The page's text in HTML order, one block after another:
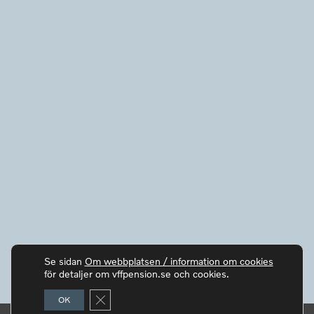
© Copyright VFF Pension 2017 - 2026
Se sidan Om webbplatsen / information om cookies
för detaljer om vffpension.se och cookies.
OK Close GDPR Cookie Banner